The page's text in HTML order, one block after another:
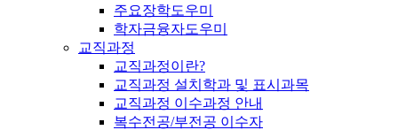
주요장학도우미
학자금융자도우미
교직과정
교직과정이란?
교직과정 설치학과 및 표시과목
교직과정 이수과정 안내
복수전공/부전공 이수자